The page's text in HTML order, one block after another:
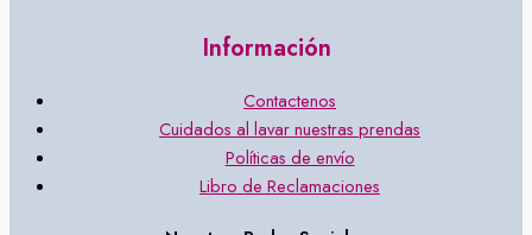
Información
Contactenos
Cuidados al lavar nuestras prendas
Políticas de envío
Libro de Reclamaciones